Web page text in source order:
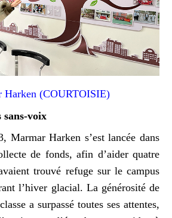
Harken (COURTOISIE)
sans-voix
Marmar Harken s’est lancée dans
de fonds, afin d’aider quatre
trouvé refuge sur le campus
l’hiver glacial. La générosité de
a surpassé toutes ses attentes,